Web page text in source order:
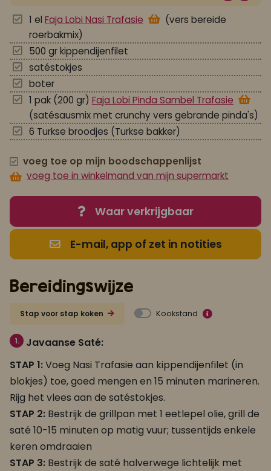
1 el Faja Lobi Nasi Trafasie
(vers bereide
roerbakmix)
500 gr kippendijenfilet
satéstokjes
boter
1 pak (200 gr) Faja Lobi Pinda Sambel Trafasie
(satésausmix met crunchy vers gebrande pinda's)
6 Turkse broodjes (Turkse bakker)
voeg toe op mijn boodschappenlijst
voeg toe in winkelmand van mijn supermarkt
Waar verkrijgbaar
E-mail, app of zet in notities
Bereidingswijze
Stap voor stap koken Kookstand
1.
Javaanse Saté:
STAP 1:Voeg Nasi Trafasie aan kippendijenfilet (in
blokjes) toe, goed mengen en 15 minuten marineren.
Rijg het vlees aan de satéstokjes.
STAP 2: Bestrijk de grillpan met 1 eetlepel olie, grill de
saté 10-15 minuten op matig vuur; tussentijds enkele
keren omdraaien
STAP 3: Bestrijk de saté halverwege lichtelijk met